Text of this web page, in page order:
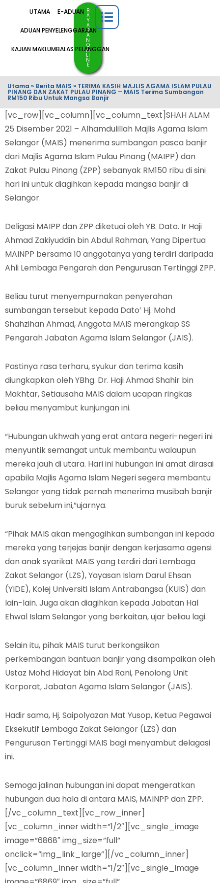
UTAMA E-ADUAN
ADUAN PENYELENGGARAAN
KAJIAN MAKLUMBALAS PELANGGAN
B
A
Y
A
R
A
N
O
N
LI
N
E
Utama » Berita MAIS » TERIMA KASIH MAJLIS AGAMA ISLAM PULAU
PINANG DAN ZAKAT PULAU PINANG – MAIS Terima Sumbangan
RM150 Ribu Untuk Mangsa Banjir
[vc_row][vc_column][vc_column_text]SHAH ALAM
25 Disember 2021 – Alhamdulillah Majlis Agama Islam
Selangor (MAIS) menerima sumbangan pasca banjir
dari Majlis Agama Islam Pulau Pinang (MAIPP) dan
Zakat Pulau Pinang (ZPP) sebanyak RM150 ribu di sini
hari ini untuk diagihkan kepada mangsa banjir di
Selangor.
Deligasi MAIPP dan ZPP diketuai oleh YB. Dato. Ir Haji
Ahmad Zakiyuddin bin Abdul Rahman, Yang Dipertua
MAINPP bersama 10 anggotanya yang terdiri daripada
Ahli Lembaga Pengarah dan Pengurusan Tertinggi ZPP.
Beliau turut menyempurnakan penyerahan
sumbangan tersebut kepada Dato’ Hj. Mohd
Shahzihan Ahmad, Anggota MAIS merangkap SS
Pengarah Jabatan Agama Islam Selangor (JAIS).
Pastinya rasa terharu, syukur dan terima kasih
diungkapkan oleh YBhg. Dr. Haji Ahmad Shahir bin
Makhtar, Setiausaha MAIS dalam ucapan ringkas
beliau menyambut kunjungan ini.
“Hubungan ukhwah yang erat antara negeri-negeri ini
menyuntik semangat untuk membantu walaupun
mereka jauh di utara. Hari ini hubungan ini amat dirasai
apabila Majlis Agama Islam Negeri segera membantu
Selangor yang tidak pernah menerima musibah banjir
buruk sebelum ini,”ujarnya.
“Pihak MAIS akan mengagihkan sumbangan ini kepada
mereka yang terjejas banjir dengan kerjasama agensi
dan anak syarikat MAIS yang terdiri dari Lembaga
Zakat Selangor (LZS), Yayasan Islam Darul Ehsan
(YIDE), Kolej Universiti Islam Antrabangsa (KUIS) dan
lain-lain. Juga akan diagihkan kepada Jabatan Hal
Ehwal Islam Selangor yang berkaitan, ujar beliau lagi.
Selain itu, pihak MAIS turut berkongsikan
perkembangan bantuan banjir yang disampaikan oleh
Ustaz Mohd Hidayat bin Abd Rani, Penolong Unit
Korporat, Jabatan Agama Islam Selangor (JAIS).
Hadir sama, Hj. Saipolyazan Mat Yusop, Ketua Pegawai
Eksekutif Lembaga Zakat Selangor (LZS) dan
Pengurusan Tertinggi MAIS bagi menyambut delagasi
ini.
Semoga jalinan hubungan ini dapat mengeratkan
hubungan dua hala di antara MAIS, MAINPP dan ZPP.
[/vc_column_text][vc_row_inner]
[vc_column_inner width=”1/2″][vc_single_image
image=”6868″ img_size=”full”
onclick=”img_link_large”][/vc_column_inner]
[vc_column_inner width=”1/2″][vc_single_image